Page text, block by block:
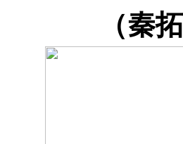
（秦